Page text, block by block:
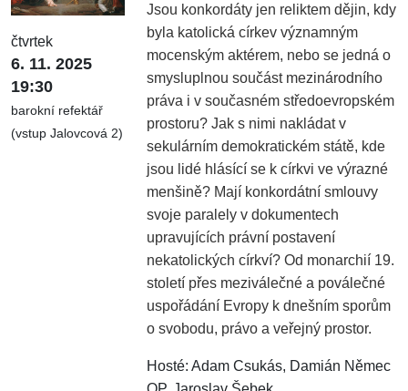
čtvrtek
6. 11. 2025
19:30
barokní refektář
(vstup Jalovcová 2)
Jsou konkordáty jen reliktem dějin, kdy
byla katolická církev významným
mocenským aktérem, nebo se jedná o
smysluplnou součást mezinárodního
práva i v současném středoevropském
prostoru? Jak s nimi nakládat v
sekulárním demokratickém státě, kde
jsou lidé hlásící se k církvi ve výrazné
menšině? Mají konkordátní smlouvy
svoje paralely v dokumentech
upravujících právní postavení
nekatolických církví? Od monarchií 19.
století přes meziválečné a poválečné
uspořádání Evropy k dnešním sporům
o svobodu, právo a veřejný prostor.
Hosté: Adam Csukás, Damián Němec